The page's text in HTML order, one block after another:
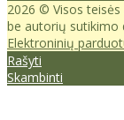
2026 © Visos
be autorių sutikimo
Elektroninių
Rašyti
Skambinti